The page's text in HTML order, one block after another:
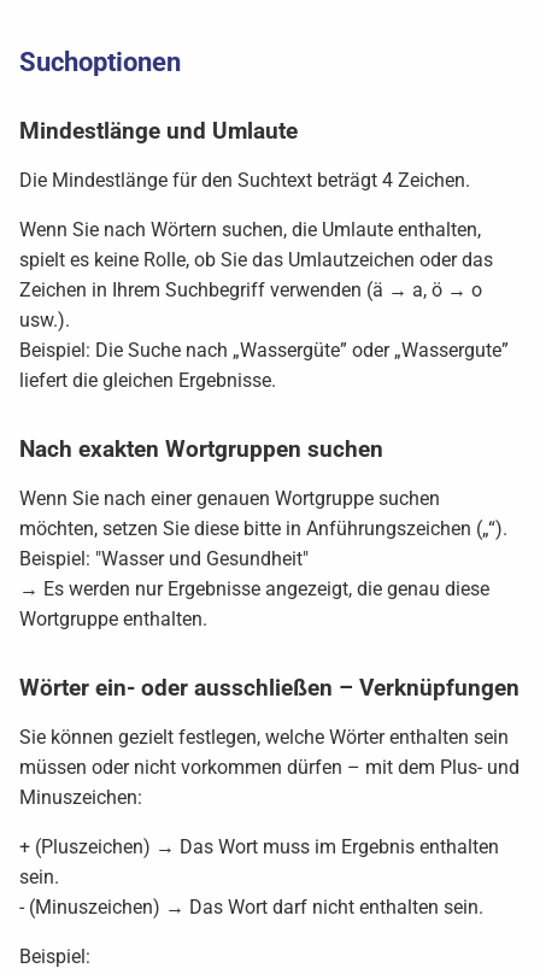
Suchoptionen
Mindestlänge und Umlaute
Die Mindestlänge für den Suchtext beträgt 4 Zeichen.
Wenn Sie nach Wörtern suchen, die Umlaute enthalten,
spielt es keine Rolle, ob Sie das Umlautzeichen oder das
Zeichen in Ihrem Suchbegriff verwenden (ä → a, ö → o
usw.).
Beispiel: Die Suche nach „Wassergüte” oder „Wassergute”
liefert die gleichen Ergebnisse.
Nach exakten Wortgruppen suchen
Wenn Sie nach einer genauen Wortgruppe suchen
möchten, setzen Sie diese bitte in Anführungszeichen („“).
Beispiel: "Wasser und Gesundheit"
→ Es werden nur Ergebnisse angezeigt, die genau diese
Wortgruppe enthalten.
Wörter ein- oder ausschließen – Verknüpfungen
Sie können gezielt festlegen, welche Wörter enthalten sein
müssen oder nicht vorkommen dürfen – mit dem Plus- und
Minuszeichen:
+ (Pluszeichen) → Das Wort muss im Ergebnis enthalten
sein.
- (Minuszeichen) → Das Wort darf nicht enthalten sein.
Beispiel: